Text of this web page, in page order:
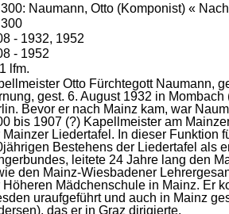
300: Naumann, Otto (Komponist) «
- 1932, 1952
- 1952
lfm.
Otto Fürchtegott Naumann,
gest. 6. August 1932 in Mombach
Bevor er nach Mainz kam, war
bis 1907(?) Kapellmeister am
Mainzer Liedertafel. In dieser Funktion
Bestehens der Liedertafel als
leitete 24 Jahre lang den
den Mainz-Wiesbadener
Höheren Mädchenschule in Mainz. Er
uraufgeführt und auch in Mainz
, das er in Graz dirigierte.